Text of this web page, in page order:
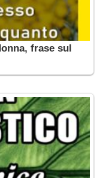
frase sul